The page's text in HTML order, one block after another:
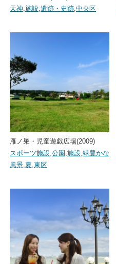
天神,施設,遺跡・史跡,中央区
雁ノ巣・児童遊戯広場(2009)
スポーツ施設,公園 ,施設,緑豊かな
風景,夏,東区